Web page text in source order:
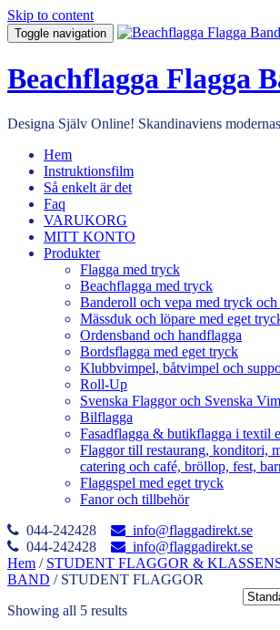
Skip to content
Toggle navigation
Beachflagga Flagga
Designa Själv Online! Skandinaviens
Hem
Instruktionsfilm
Så enkelt är det
Faq
VARUKORG
MITT KONTO
Produkter
Flagga med tryck
Beachflagga med tryck
Banderoll och vepa med tryck
Mässduk och löpare med eget
Ordensband och handflagga
Bordsflagga med eget tryck
Klubbvimpel, båtvimpel och
Roll-Up
Svenska Flaggor och Svenska
Bilflagga
Fasadflagga & butikflagga i textil
Flaggor till restaurang, konditori,
catering och café, bröllop, fest,
Flaggspel med eget tryck
Fanor och tillbehör
044-242428
info@flaggadirekt.se
044-242428
info@flaggadirekt.se
Hem / STUDENT FLAGGOR &
BAND / STUDENT FLAGGOR
Showing all 5 results